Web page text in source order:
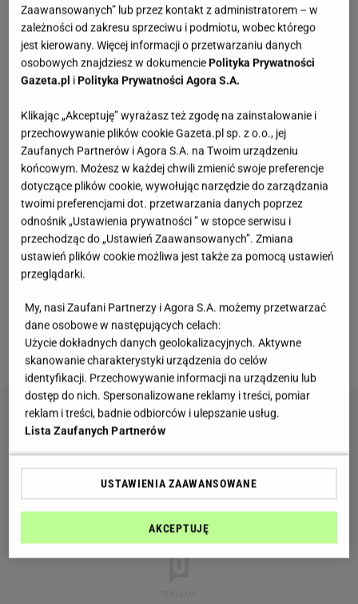
dostosowanym do naszych umiejętności
rozciąganiumięśni. Wyklucza gwałtowne ruchy,
szarpanie. Wchodzimy w pozycję i zatrzymujemy ją
w momencie odczuwania nawet minimalnego bólu.
Najlepiej wprowadzić ćwiczenia rozciągające w
naszą poranną rutynę. Przygotuje to nasz organizm
do aktywnego dnia i doda nam więcej energii niż
kawa
. To także znacznie zdrowsze rozwiązanie!
Warto wspomnieć, że ćwiczenia rozciągające
powinny także kończyć każdy nasz trening.
Nieważne, czy gramy w squasha, boksujemy czy
robimy trening obwodowy. Rozciąganie jest
koniecznym zakończeniem wszystkich aktywności,
jakim poddajemy nasz organizm.
Zaawansowanych” lub przez kontakt z administratorem – w
zależności od zakresu sprzeciwu i podmiotu, wobec którego
jest kierowany. Więcej informacji o przetwarzaniu danych
osobowych znajdziesz w dokumenciePolityka Prywatności
Gazeta.pl iPolityka Prywatności Agora S.A.
Klikając „Akceptuję” wyrażasz też zgodę na zainstalowanie i
przechowywanie plików cookie Gazeta.pl sp. z o.o., jej
Zaufanych Partnerów i Agora S.A. na Twoim urządzeniu
końcowym. Możesz w każdej chwili zmienić swoje preferencje
dotyczące plików cookie, wywołując narzędzie do zarządzania
twoimi preferencjami dot. przetwarzania danych poprzez
odnośnik „Ustawienia prywatności ” w stopce serwisu i
przechodząc do „Ustawień Zaawansowanych”. Zmiana
ustawień plików cookie możliwa jest także za pomocą ustawień
przeglądarki.
My, nasi Zaufani Partnerzy i Agora S.A. możemy przetwarzać
dane osobowe w następujących celach:
Użycie dokładnych danych geolokalizacyjnych. Aktywne
skanowanie charakterystyki urządzenia do celów
identyfikacji. Przechowywanie informacji na urządzeniu lub
dostęp do nich. Spersonalizowane reklamy i treści, pomiar
reklam i treści, badnie odbiorców i ulepszanie usług.
Lista Zaufanych Partnerów
USTAWIENIA ZAAWANSOWANE
AKCEPTUJĘ